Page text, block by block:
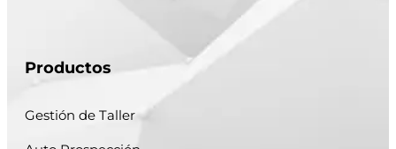
Productos
Gestión de Taller